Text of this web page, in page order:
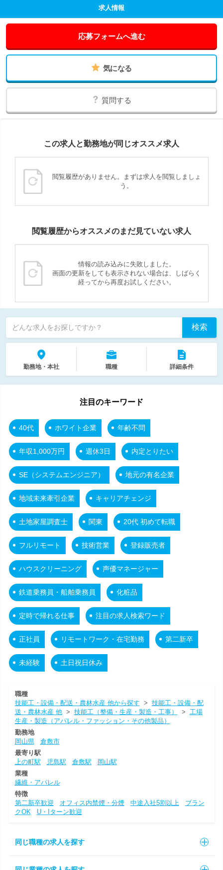
求人情報
応募フォームへ進む
気になる
質問する
この求人と勤務地が同じオススメ求人
閲覧履歴がありません。まずは求人を閲覧しましょ
う。
閲覧履歴からオススメのまだ見ていない求人
情報の読み込みに失敗しました。
画面の更新をしても表示されない場合は、しばらく
経ってから再度お試しください。
どんな求人をお探しですか？ 検索
勤務地・本社 職種 詳細条件
注目のキーワード
40代 ホワイト企業 年齢不問
年収1,000万円 週休3日 内定とりたい
SE（システムエンジニア） 地元の有名企業
地域未来牽引企業 キャリアチェンジ
土地家屋調査士 関東 20代 初めて転職
フルリモート 技術営業 登録販売者
ハウスクリーニング 声優マネージャー
鉄道乗務員・船舶乗務員 化粧品
定時で帰れる仕事 注目の求人検索ワード
正社員 リモートワーク・在宅勤務 第二新卒
未経験 土日祝日休み
職種
技能工・設備・配送・農林水産 他から探す > 技能工・設備・配
送・農林水産 他> 技能工（整備・生産・製造・工事） > 工場
生産・製造（アパレル・ファッション・その他製品）
勤務地
岡山県
倉敷市
最寄り駅
上の町駅
児島駅 倉敷駅
岡山駅
業種
繊維・アパレル
特徴
第二新卒歓迎
オフィス内禁煙・分煙 中途入社5割以上
ブラン
クOK
U・Iターン歓迎
同じ職種の求人を探す